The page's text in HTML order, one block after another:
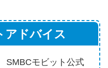
アドバイス
SMBCモビット公式